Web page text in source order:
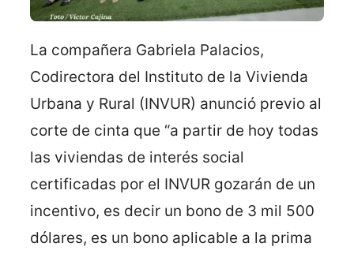
La compañera Gabriela Palacios,
Codirectora del Instituto de la Vivienda
Urbana y Rural (INVUR) anunció previo al
corte de cinta que “a partir de hoy todas
las viviendas de interés social
certificadas por el INVUR gozarán de un
incentivo, es decir un bono de 3 mil 500
dólares, es un bono aplicable a la prima